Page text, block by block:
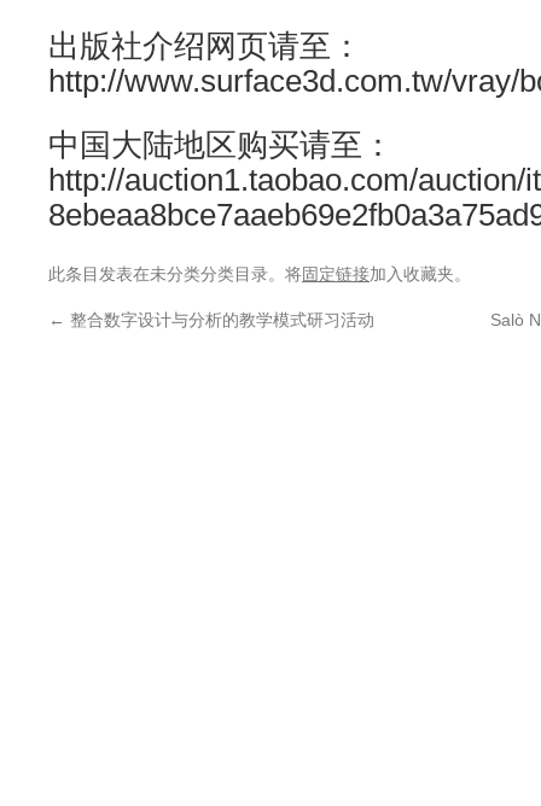
出版社介绍网页请至：
http://www.surface3d.com.tw/vray/
中国大陆地区购买请至：
http://auction1.taobao.com/auction/
此条目发表在未分类分类目录。将固定链接加入收藏夹。
← 整合数字设计与分析的教学模式研习活动 Salò